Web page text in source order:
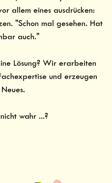
allem eines ausdrücken:
"Schon mal gesehen. Hat
auch."
Lösung? Wir erarbeiten
und erzeugen
wahr ...?